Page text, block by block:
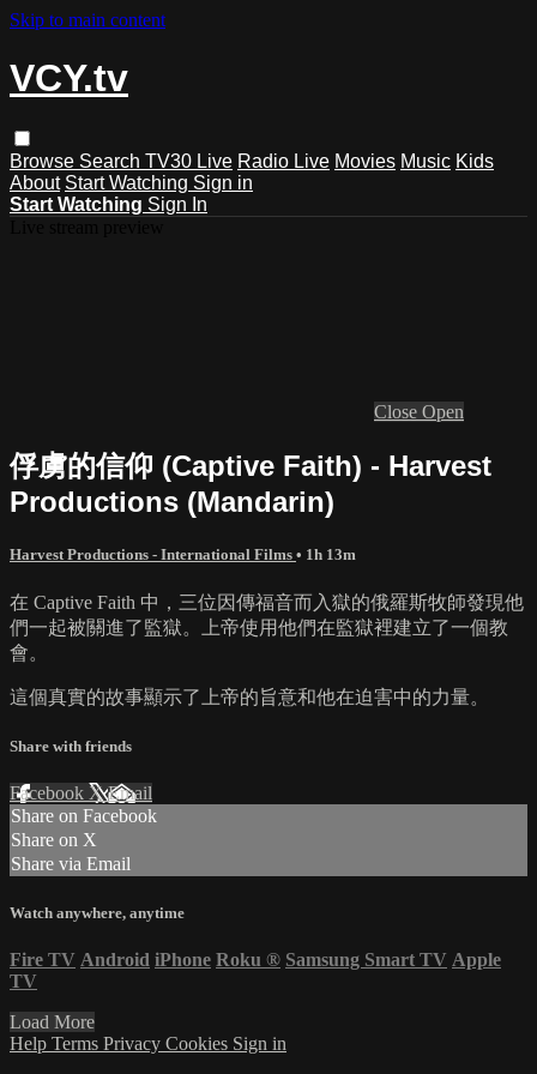
Skip to main content
VCY.tv
Browse Search TV30 Live Radio Live Movies Music Kids
About Start Watching Sign in
Start Watching Sign In
Close Open
俘虜的信仰 (Captive Faith) - Harvest
Productions (Mandarin)
Harvest Productions - International Films • 1h 13m
在 Captive Faith 中，三位因傳福音而入獄的俄羅斯牧師發現他
們一起被關進了監獄。上帝使用他們在監獄裡建立了一個教
會。
這個真實的故事顯示了上帝的旨意和他在迫害中的力量。
Share with friends
Facebook XEmail
Share on Facebook
Share on X
Share via Email
Watch anywhere, anytime
Fire TV Android iPhone Roku ® Samsung Smart TV Apple
TV
Load More
Help Terms Privacy Cookies Sign in